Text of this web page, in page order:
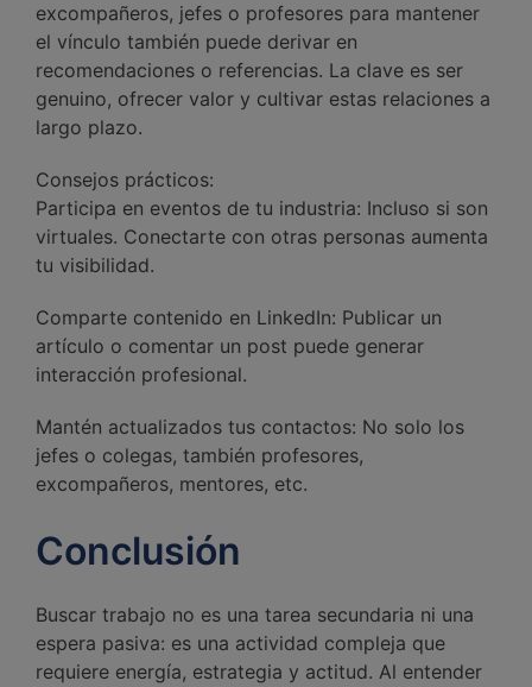
excompañeros, jefes o profesores para mantener
el vínculo también puede derivar en
recomendaciones o referencias. La clave es ser
genuino, ofrecer valor y cultivar estas relaciones a
largo plazo.
Consejos prácticos:
Participa en eventos de tu industria: Incluso si son
virtuales. Conectarte con otras personas aumenta
tu visibilidad.
Comparte contenido en LinkedIn: Publicar un
artículo o comentar un post puede generar
interacción profesional.
Mantén actualizados tus contactos: No solo los
jefes o colegas, también profesores,
excompañeros, mentores, etc.
Conclusión
Buscar trabajo no es una tarea secundaria ni una
espera pasiva: es una actividad compleja que
requiere energía, estrategia y actitud. Al entender